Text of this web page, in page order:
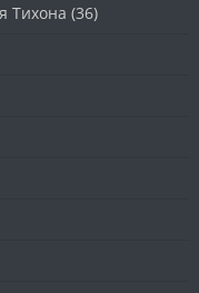
Тихона (36)